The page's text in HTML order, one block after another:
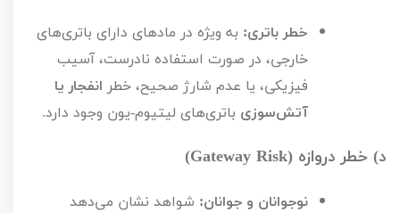
خطر باتری: به ویژه در مادهای دارای باتری‌های
خارجی، در صورت استفاده نادرست، آسیب
فیزیکی، یا عدم شارژ صحیح، خطر انفجار یا
آتش‌سوزی باتری‌های لیتیوم-یون وجود دارد.
د) خطر دروازه (Gateway Risk
)
نوجوانان و جوانان: شواهد نشان می‌دهد